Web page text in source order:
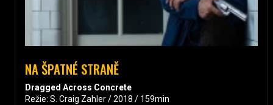
NA ŠPATNÉ STRANĚ
Dragged Across Concrete
Režie: S. Craig Zahler / 2018 / 159min